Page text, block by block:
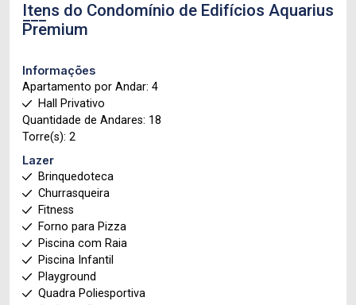
Itens do Condomínio de Edifícios Aquarius
Premium
Informações
Apartamento por Andar: 4
Hall Privativo
Quantidade de Andares: 18
Torre(s): 2
Lazer
Brinquedoteca
Churrasqueira
Fitness
Forno para Pizza
Piscina com Raia
Piscina Infantil
Playground
Quadra Poliesportiva